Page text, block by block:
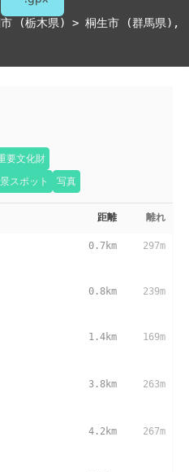
市 (栃木県) > 桐生市 (群馬県) ,
要文化財
スポット 写真
距離 離れ
0.7km 297m
0.8km 239m
1.4km 169m
3.8km 263m
4.2km 267m